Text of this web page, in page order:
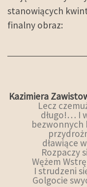
stanowiących
finalny obraz:
Kazimiera
Lecz
długo!… I
dławiące
Rozpaczy
Wężem
I strudzeni
Golgocie